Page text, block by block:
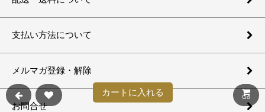
支払い方法について
メルマガ登録・解除
お問合せ
カートに入れる Go